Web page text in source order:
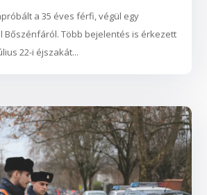
a 35 éves férfi, végül egy
Bőszénfáról. Több bejelentés is érkezett
22-i éjszakát...